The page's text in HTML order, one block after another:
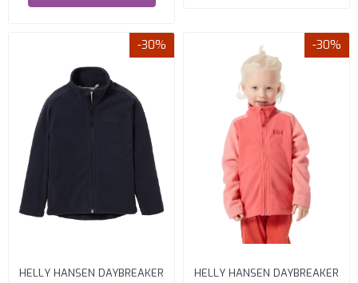
-30%
HELLY HANSEN DAYBREAKER
-30%
HELLY HANSEN DAYBREAKER